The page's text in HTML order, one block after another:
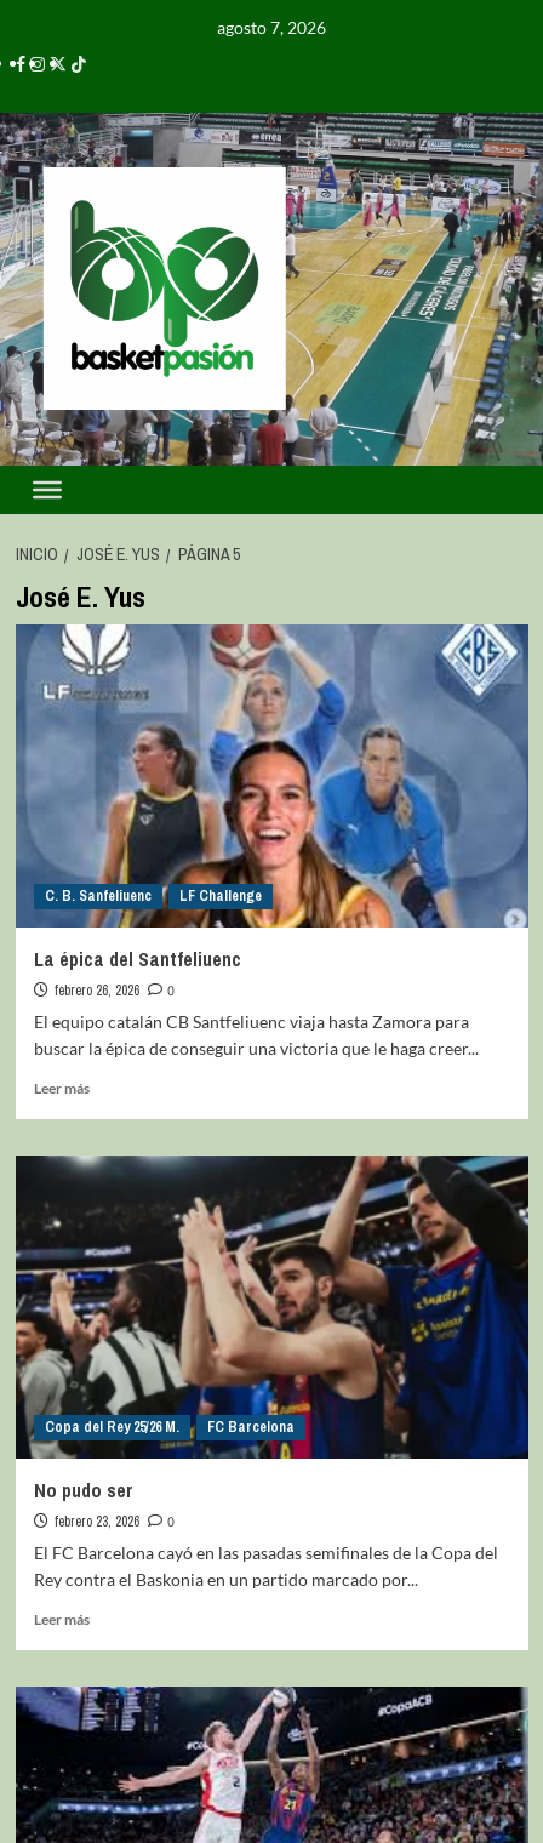
agosto 7, 2026
INICIO JOSÉ E. YUS PÁGINA 5
José E. Yus
C. B. Sanfeliuenc LF Challenge
La épica del Santfeliuenc
febrero 26, 2026
0
El equipo catalán CB Santfeliuenc viaja hasta Zamora para
buscar la épica de conseguir una victoria que le haga creer...
Leer más
Copa del Rey 25/26 M. FC Barcelona
No pudo ser
febrero 23, 2026
0
El FC Barcelona cayó en las pasadas semifinales de la Copa del
Rey contra el Baskonia en un partido marcado por...
Leer más